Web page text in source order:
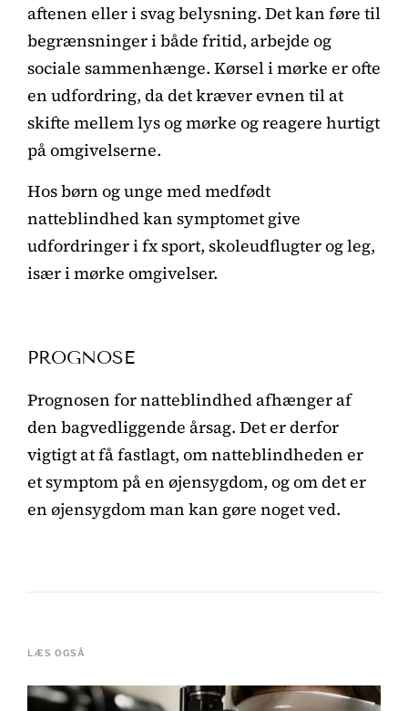
aftenen eller i svag belysning. Det kan føre til
begrænsninger i både fritid, arbejde og
sociale sammenhænge. Kørsel i mørke er ofte
en udfordring, da det kræver evnen til at
skifte mellem lys og mørke og reagere hurtigt
på omgivelserne.
Hos børn og unge med medfødt
natteblindhed kan symptomet give
udfordringer i fx sport, skoleudflugter og leg,
især i mørke omgivelser.
PROGNOSE
Prognosen for natteblindhed afhænger af
den bagvedliggende årsag. Det er derfor
vigtigt at få fastlagt, om natteblindheden er
et symptom på en øjensygdom, og om det er
en øjensygdom man kan gøre noget ved.
LÆS OGSÅ